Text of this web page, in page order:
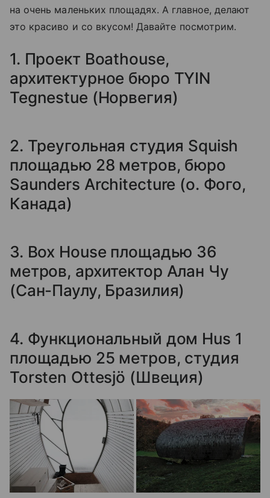
на очень маленьких площадях. А главное, делают
это красиво и со вкусом! Давайте посмотрим.
1. Проект Boathouse,
архитектурное бюро TYIN
Tegnestue (Норвегия)
2. Треугольная студия Squish
площадью 28 метров, бюро
Saunders Architecture (о. Фого,
Канада)
3. Box House площадью 36
метров, архитектор Алан Чу
(Сан-Паулу, Бразилия)
4. Функциональный дом Hus 1
площадью 25 метров, студия
Torsten Ottesjö (Швеция)